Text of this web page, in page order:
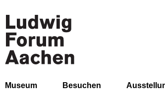
Museum Besuchen